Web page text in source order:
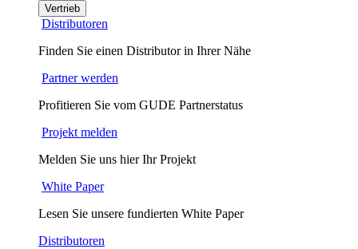
Vertrieb
Distributoren
Finden Sie einen Distributor in Ihrer Nähe
Partner werden
Profitieren Sie vom GUDE Partnerstatus
Projekt melden
Melden Sie uns hier Ihr Projekt
White Paper
Lesen Sie unsere fundierten White Paper
Distributoren